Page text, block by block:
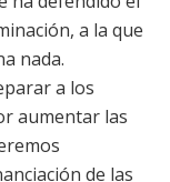
a la que
nada.
a los
aumentar las
de las